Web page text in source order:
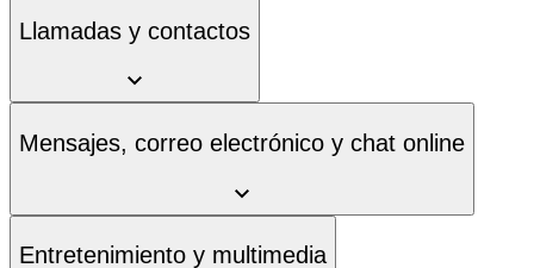
Llamadas y contactos
Mensajes, correo electrónico y chat online
Entretenimiento y multimedia